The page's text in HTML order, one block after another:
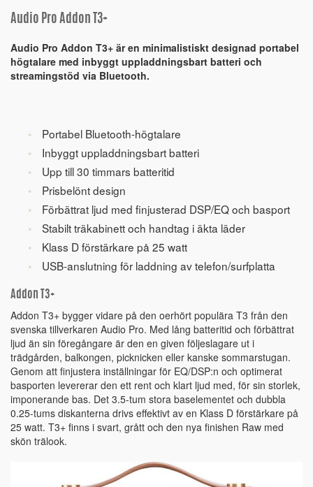
Audio Pro Addon T3+
Audio Pro Addon T3+ är en minimalistiskt designad portabel
högtalare med inbyggt uppladdningsbart batteri och
streamingstöd via Bluetooth.
Portabel Bluetooth-högtalare
Inbyggt uppladdningsbart batteri
Upp till 30 timmars batteritid
Prisbelönt design
Förbättrat ljud med finjusterad DSP/EQ och basport
Stabilt träkabinett och handtag i äkta läder
Klass D förstärkare på 25 watt
USB-anslutning för laddning av telefon/surfplatta
Addon T3+
Addon T3+ bygger vidare på den oerhört populära T3 från den
svenska tillverkaren Audio Pro. Med lång batteritid och förbättrat
ljud än sin föregångare är den en given följeslagare ut i
trädgården, balkongen, picknicken eller kanske sommarstugan.
Genom att finjustera inställningar för EQ/DSP:n och optimerat
basporten levererar den ett rent och klart ljud med, för sin storlek,
imponerande bas. Det 3.5-tum stora baselementet och dubbla
0.25-tums diskanterna drivs effektivt av en Klass D förstärkare på
25 watt. T3+ finns i svart, grått och den nya finishen Raw med
skön trälook.